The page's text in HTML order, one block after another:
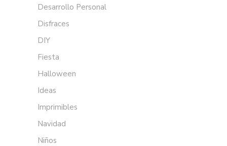
Desarrollo Personal
Disfraces
DIY
Fiesta
Halloween
Ideas
Imprimibles
Navidad
Niños